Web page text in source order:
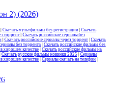
2) (2026)
Скачать мультфильмы без регистрации Скачать
торрент
Скачать российские сериалы без
Скачать российские сериалы через торрент Скачать
без торрента Скачать российские фильмы без
хорошем качестве
Скачать российские фильмы на
Скачать русские фильмы новинки 2025
Сериалы
хорошем качестве Сериалы скачать на телефон